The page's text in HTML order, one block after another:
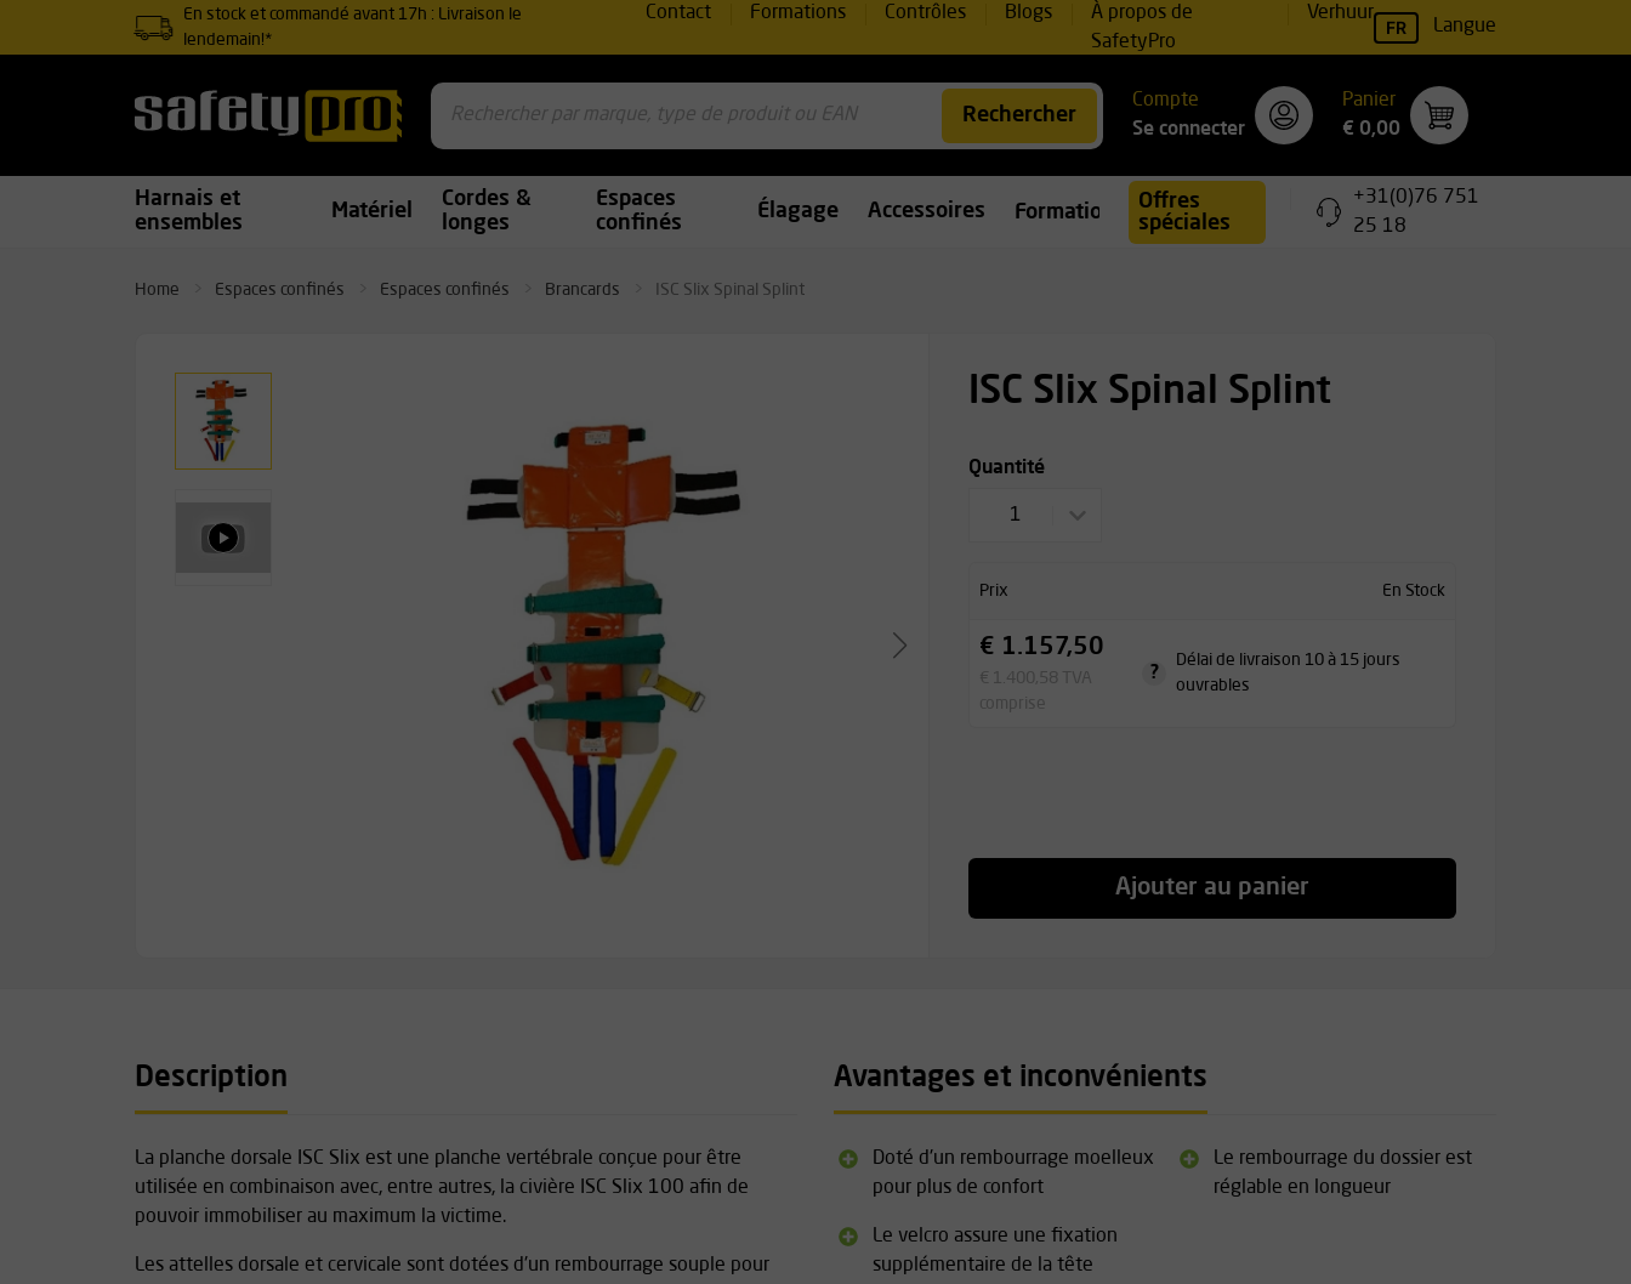
En stock et commandé avant 17h : Livraison le
lendemain!*
Contact Formations Contrôles Blogs
À propos de
SafetyPro
Verhuur
FR Langue
Rechercher
Compte
Se connecter
Panier
€ 0,00
Harnais et
ensembles
Matériel
Cordes &
longes
Espaces
confinés
Élagage Accessoires Formations
Offres
spéciales
+31(0)76 751
25 18
Home Espaces confinés Espaces confinés Brancards ISC Slix Spinal Splint
ISC Slix Spinal Splint
Quantité
1
Prix En Stock
€ 1.157,50
€ 1.400,58 TVA
comprise
?
Délai de livraison 10 à 15 jours
ouvrables
Ajouter au panier
Description
La planche dorsale ISC Slix est une planche vertébrale conçue pour être
utilisée en combinaison avec, entre autres, la civière ISC Slix 100 afin de
pouvoir immobiliser au maximum la victime.
Les attelles dorsale et cervicale sont dotées d'un rembourrage souple pour
Avantages et inconvénients
Doté d'un rembourrage moelleux
pour plus de confort
Le velcro assure une fixation
supplémentaire de la tête
Le rembourrage du dossier est
réglable en longueur